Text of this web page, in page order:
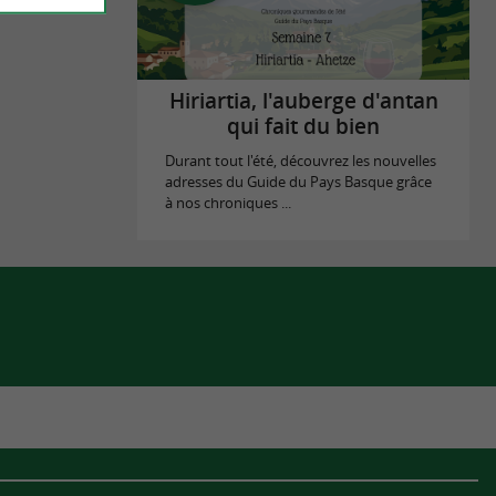
Hiriartia, l'auberge d'antan
qui fait du bien
Durant tout l'été, découvrez les nouvelles
adresses du Guide du Pays Basque grâce
à nos chroniques ...